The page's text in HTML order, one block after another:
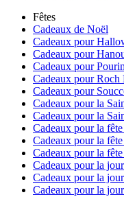
Fêtes
Cadeaux de Noël
Cadeaux pour
Cadeaux pour
Cadeaux pour
Cadeaux pour Roch
Cadeaux pour
Cadeaux pour la
Cadeaux pour la
Cadeaux pour la
Cadeaux pour la fête
Cadeaux pour la fête
Cadeaux pour la
Cadeaux pour la
Cadeaux pour la